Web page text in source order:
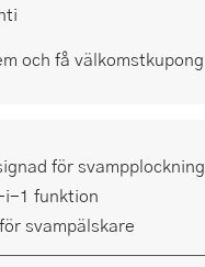
och få välkomstkupong
för svampplockning
1 funktion
svampälskare